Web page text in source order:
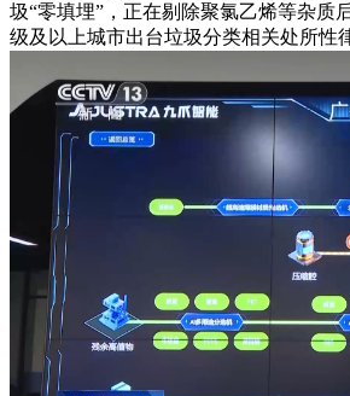
圾“零填埋”，正在剔除聚氯乙烯等杂质
级及以上城市出台垃圾分类相关处所性